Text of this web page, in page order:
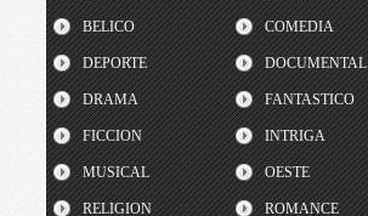
BELICO COMEDIA
DEPORTE DOCUMENTAL
DRAMA FANTASTICO
FICCION INTRIGA
MUSICAL OESTE
RELIGION ROMANCE